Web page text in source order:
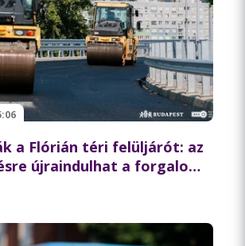
a Flórián téri felüljárót: az
újraindulhat a forgalom